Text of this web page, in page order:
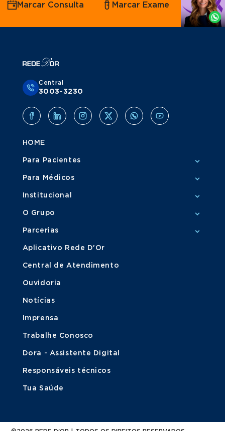
por
Whatsapp
Marcar Consulta Marcar Exame
Central
3003-3230
HOME
Para Pacientes
Para Médicos
Institucional
O Grupo
Parcerias
Aplicativo Rede D'Or
Central de Atendimento
Ouvidoria
Notícias
Imprensa
Trabalhe Conosco
Dora - Assistente Digital
Responsáveis técnicos
Tua Saúde